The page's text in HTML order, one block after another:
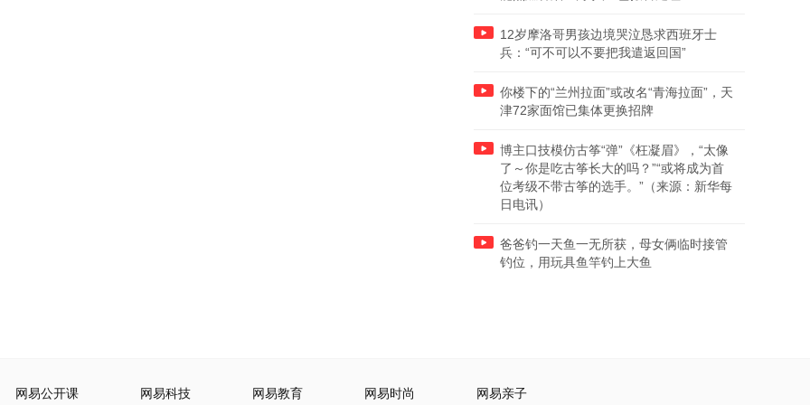
12岁摩洛哥男孩边境哭泣恳求西班牙士
兵：“可不可以不要把我遣返回国”
你楼下的“兰州拉面”或改名“青海拉面”，天
津72家面馆已集体更换招牌
博主口技模仿古筝“弹”《枉凝眉》，“太像
了～你是吃古筝长大的吗？”“或将成为首
位考级不带古筝的选手。”（来源：新华每
日电讯）
爸爸钓一天鱼一无所获，母女俩临时接管
钓位，用玩具鱼竿钓上大鱼
网易公开课 网易科技 网易教育 网易时尚 网易亲子